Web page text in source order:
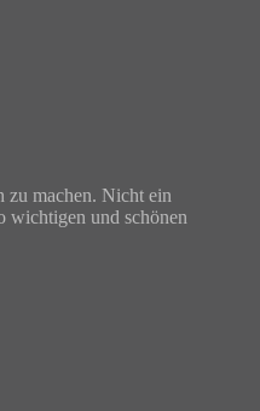
zu machen. Nicht ein
wichtigen und schönen